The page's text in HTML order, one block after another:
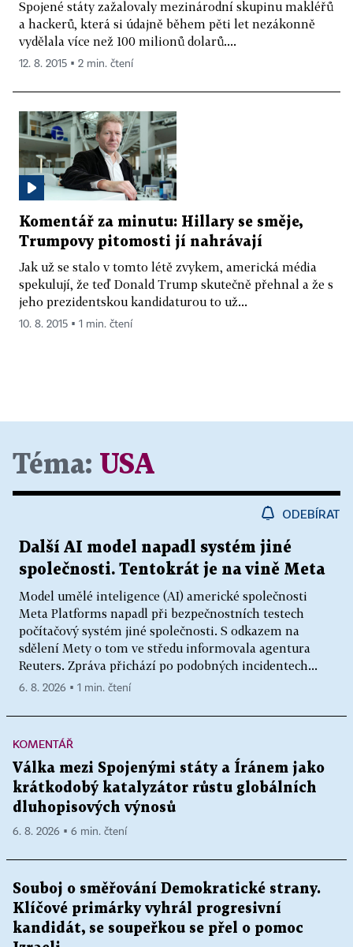
Spojené státy zažalovaly mezinárodní skupinu makléřů
a hackerů, která si údajně během pěti let nezákonně
vydělala více než 100 milionů dolarů....
12. 8. 2015 ▪ 2 min. čtení
Komentář za minutu: Hillary se směje,
Trumpovy pitomosti jí nahrávají
Jak už se stalo v tomto létě zvykem, americká média
spekulují, že teď Donald Trump skutečně přehnal a že s
jeho prezidentskou kandidaturou to už...
10. 8. 2015 ▪ 1 min. čtení
Téma: USA
ODEBÍRAT
Další AI model napadl systém jiné
společnosti. Tentokrát je na vině Meta
Model umělé inteligence (AI) americké společnosti
Meta Platforms napadl při bezpečnostních testech
počítačový systém jiné společnosti. S odkazem na
sdělení Mety o tom ve středu informovala agentura
Reuters. Zpráva přichází po podobných incidentech...
6. 8. 2026 ▪ 1 min. čtení
KOMENTÁŘ
Válka mezi Spojenými státy a Íránem jako
krátkodobý katalyzátor růstu globálních
dluhopisových výnosů
6. 8. 2026 ▪ 6 min. čtení
Souboj o směřování Demokratické strany.
Klíčové primárky vyhrál progresivní
kandidát, se soupeřkou se přel o pomoc